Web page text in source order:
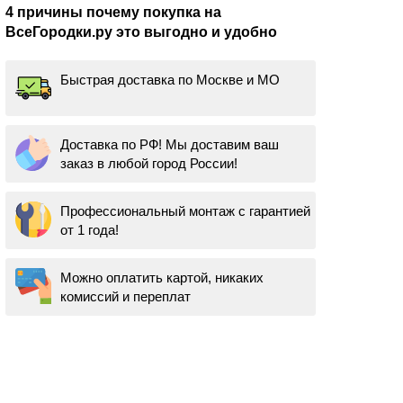
4 причины почему покупка на
ВсеГородки.ру это выгодно и удобно
Быстрая доставка по Москве и МО
Доставка по РФ! Мы доставим ваш
заказ в любой город России!
Профессиональный монтаж с гарантией
от 1 года!
Можно оплатить картой, никаких
комиссий и переплат